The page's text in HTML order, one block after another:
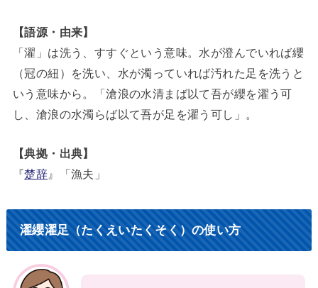
【語源・由来】
「濯」は洗う、すすぐという意味。水が澄んでいれば纓
（冠の紐）を洗い、水が濁っていれば汚れた足を洗うと
いう意味から。「滄浪の水清まば以て吾が纓を濯う可
し、滄浪の水濁らば以て吾が足を濯う可し」。
【典拠・出典】
『楚辞 』「漁夫」
濯纓濯足（たくえいたくそく）の使い方